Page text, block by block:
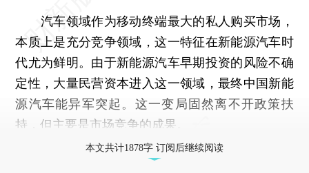
汽车领域作为移动终端最大的私人购买市场，
本质上是充分竞争领域，这一特征在新能源汽车时
代尤为鲜明。由于新能源汽车早期投资的风险不确
定性，大量民营资本进入这一领域，最终中国新能
源汽车能异军突起。这一变局固然离不开政策扶
持，但主要是市场竞争的成果。
本文共计1878字 订阅后继续阅读